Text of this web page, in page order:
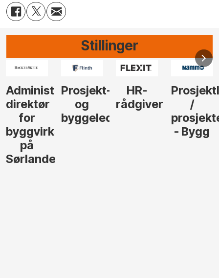
Stillinger
HR-
rådgiver
Prosjektleder
/
prosjekteringsleder
Vi
behøver
elektrofagfolk
Anlegg
søker
Elektro